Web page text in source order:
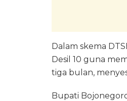
Dalam skema
Desil 10 guna
tiga bulan,
Bupati